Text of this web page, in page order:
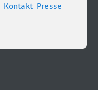
Kontakt Presse